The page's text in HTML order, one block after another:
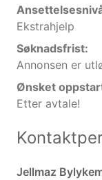
Ekstrahjelp
Søknadsfrist:
Annonsen er
Ønsket
Etter avtale!
Jellmaz